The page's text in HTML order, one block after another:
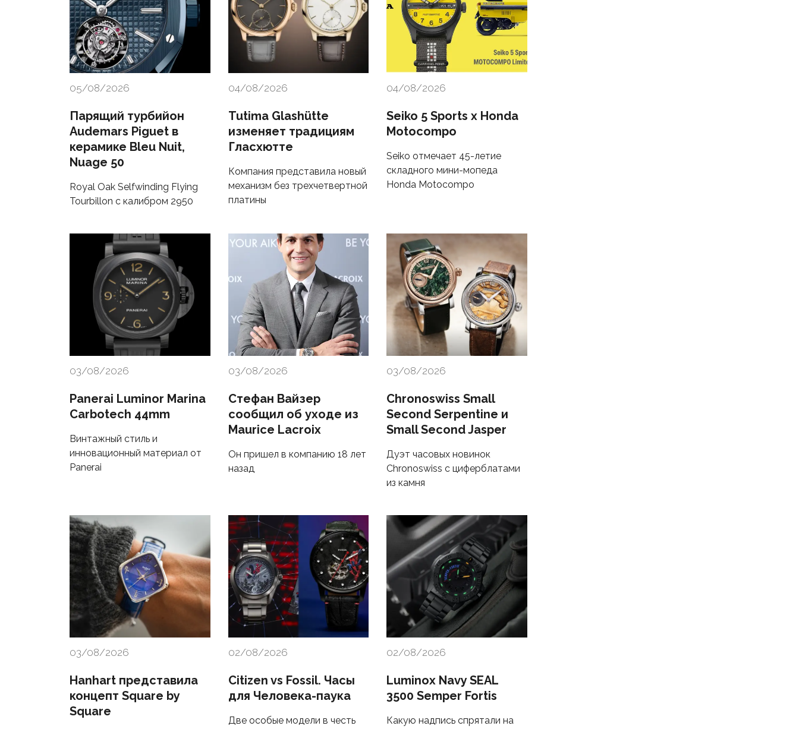
05/08/2026
Парящий турбийон
Audemars Piguet в
керамике Bleu Nuit,
Nuage 50
Royal Oak Selfwinding Flying
Tourbillon с калибром 2950
04/08/2026
Tutima Glashütte
изменяет традициям
Гласхютте
Компания представила новый
механизм без трехчетвертной
платины
04/08/2026
Seiko 5 Sports x Honda
Motocompo
Seiko отмечает 45-летие
складного мини-мопеда
Honda Motocompo
03/08/2026
Panerai Luminor Marina
Carbotech 44mm
Винтажный стиль и
инновационный материал от
Panerai
03/08/2026
Стефан Вайзер
сообщил об уходе из
Maurice Lacroix
Он пришел в компанию 18 лет
назад
03/08/2026
Chronoswiss Small
Second Serpentine и
Small Second Jasper
Дуэт часовых новинок
Chronoswiss с циферблатами
из камня
03/08/2026
Hanhart представила
концепт Square by
Square
02/08/2026
Citizen vs Fossil. Часы
для Человека-паука
Две особые модели в честь
02/08/2026
Luminox Navy SEAL
3500 Semper Fortis
Какую надпись спрятали на